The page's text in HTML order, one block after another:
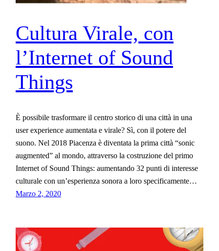
Cultura Virale, con
l’Internet of Sound
Things
È possibile trasformare il centro storico di una città in una
user experience aumentata e virale? Sì, con il potere del
suono. Nel 2018 Piacenza è diventata la prima città “sonic
augmented” al mondo, attraverso la costruzione del primo
Internet of Sound Things: aumentando 32 punti di interesse
culturale con un’esperienza sonora a loro specificamente…
Marzo 2, 2020